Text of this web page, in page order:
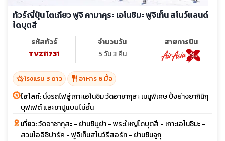
ทัวร์ญี่ปุ่น โตเกียว ฟูจิ คามาคุระ เอโนชิมะ ฟูจิเท็น สโนว์แลนด์
ไดบุตสึ
รหัสทัวร์
TVZ11731
จำนวนวัน
5 วัน 3 คืน
สายการบิน
hotel_classโรงแรม 3 ดาว restaurant อาหาร 6 มื้อ
ไฮไลท์:นั่งรถไฟสู่เกาะเอโนชิม วัดอาซากุสะ เมนูพิเศษ ปิ้งย่างยากินิกุ
บุฟเฟต์ และขาปูแบบไม่อั้น
เที่ยว:วัดอาซากุสะ - ย่านชิบูย่า - พระใหญ่ไดบุตสึ - เกาะเอโนชิมะ -
สวนโออิชิปาร์ค - ฟูจิเท็นสโนว์รีสอร์ท - ย่านชินจูกุ